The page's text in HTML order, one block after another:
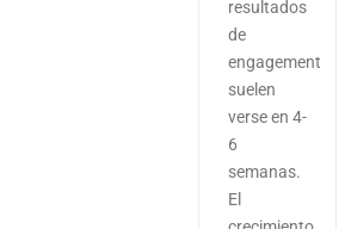
resultados
de
engagement
suelen
verse en 4-
6
semanas.
El